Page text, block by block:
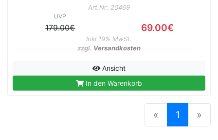
Art.Nr: 20469
UVP
179.00€ 69.00€
Inkl 19% MwSt.
zzgl. Versandkosten
Ansicht
In den Warenkorb
« 1 »